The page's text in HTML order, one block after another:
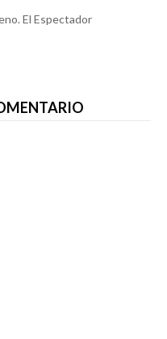
El Espectador